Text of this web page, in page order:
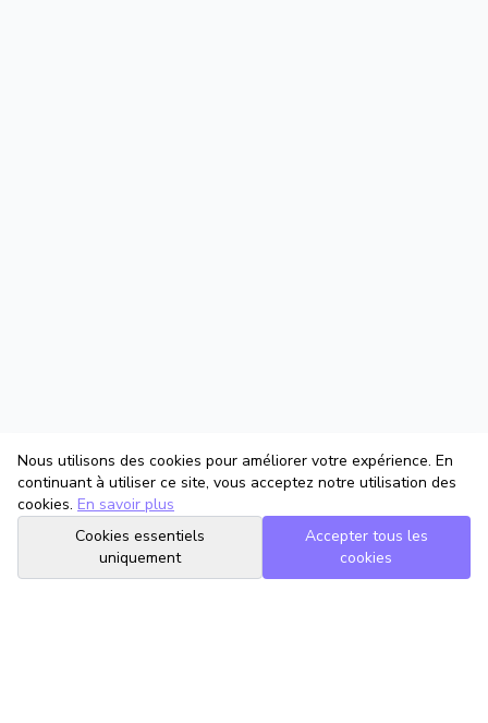
Nous utilisons des cookies pour améliorer votre expérience. En
continuant à utiliser ce site, vous acceptez notre utilisation des
cookies. En savoir plus
Cookies essentiels
uniquement
Accepter tous les
cookies